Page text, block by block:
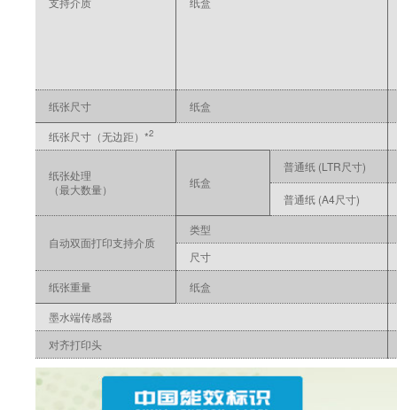
纸张尺寸
纸盒
纸张尺寸（无边距）*2
纸张处理
（最大数量）
纸盒
普通纸 (LTR尺寸)
普通纸 (A4尺寸)
自动双面打印支持介质
类型
尺寸
纸张重量
纸盒
墨水端传感器
对齐打印头